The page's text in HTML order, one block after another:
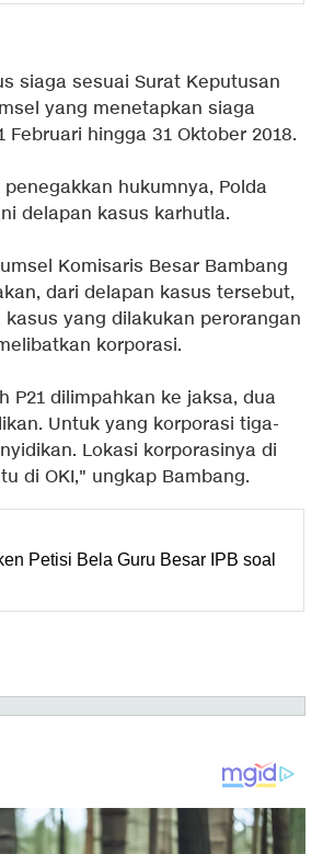
siaga sesuai Surat Keputusan
yang menetapkan siaga
Februari hingga 31 Oktober 2018.
hukumnya, Polda
delapan kasus karhutla.
Komisaris Besar Bambang
dari delapan kasus tersebut,
yang dilakukan perorangan
korporasi.
P21 dilimpahkan ke jaksa, dua
Untuk yang korporasi tiga-
Lokasi korporasinya di
di OKI," ungkap Bambang.
Petisi Bela Guru Besar IPB soal